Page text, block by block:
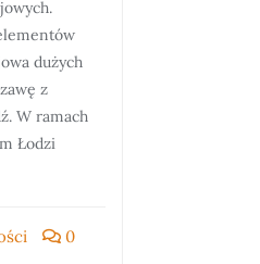
dużych
z
W ramach
Łodzi
0